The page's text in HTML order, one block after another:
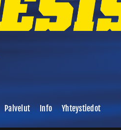
Palvelut Info Yhteystiedot